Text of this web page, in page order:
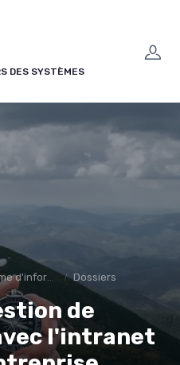
DES SYSTÈMES
Dossiers
de
l'intranet